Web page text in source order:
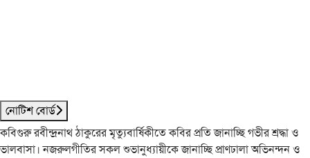
নোটিশ বোর্ড
কবিগুরু রবীন্দ্রনাথ ঠাকুরের মৃত্যুবার্ষিকীতে কবির প্রতি জানাচ্ছি গভীর শ্রদ্ধা ও
ভালবাসা। নজরুলগীতির সকল শুভানুধ্যায়ীকে জানাচ্ছি প্রাণঢালা অভিনন্দন ও